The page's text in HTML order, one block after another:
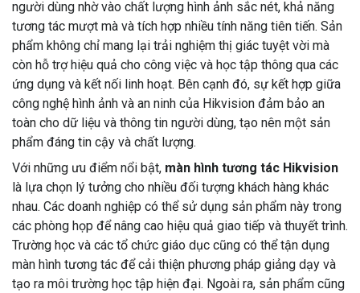
người dùng nhờ vào chất lượng hình ảnh sắc nét, khả năng
tương tác mượt mà và tích hợp nhiều tính năng tiên tiến. Sản
phẩm không chỉ mang lại trải nghiệm thị giác tuyệt vời mà
còn hỗ trợ hiệu quả cho công việc và học tập thông qua các
ứng dụng và kết nối linh hoạt. Bên cạnh đó, sự kết hợp giữa
công nghệ hình ảnh và an ninh của Hikvision đảm bảo an
toàn cho dữ liệu và thông tin người dùng, tạo nên một sản
phẩm đáng tin cậy và chất lượng.
Với những ưu điểm nổi bật, màn hình tương tác Hikvision
là lựa chọn lý tưởng cho nhiều đối tượng khách hàng khác
nhau. Các doanh nghiệp có thể sử dụng sản phẩm này trong
các phòng họp để nâng cao hiệu quả giao tiếp và thuyết trình.
Trường học và các tổ chức giáo dục cũng có thể tận dụng
màn hình tương tác để cải thiện phương pháp giảng dạy và
tạo ra môi trường học tập hiện đại. Ngoài ra, sản phẩm cũng